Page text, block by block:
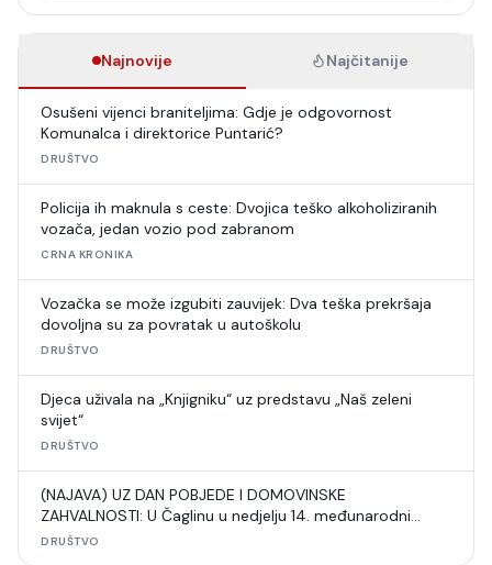
Najnovije Najčitanije
Osušeni vijenci braniteljima: Gdje je odgovornost
Komunalca i direktorice Puntarić?
DRUŠTVO
Policija ih maknula s ceste: Dvojica teško alkoholiziranih
vozača, jedan vozio pod zabranom
CRNA KRONIKA
Vozačka se može izgubiti zauvijek: Dva teška prekršaja
dovoljna su za povratak u autoškolu
DRUŠTVO
Djeca uživala na „Knjigniku“ uz predstavu „Naš zeleni
svijet“
DRUŠTVO
(NAJAVA) UZ DAN POBJEDE I DOMOVINSKE
ZAHVALNOSTI: U Čaglinu u nedjelju 14. međunarodni
šahovski turnir
DRUŠTVO